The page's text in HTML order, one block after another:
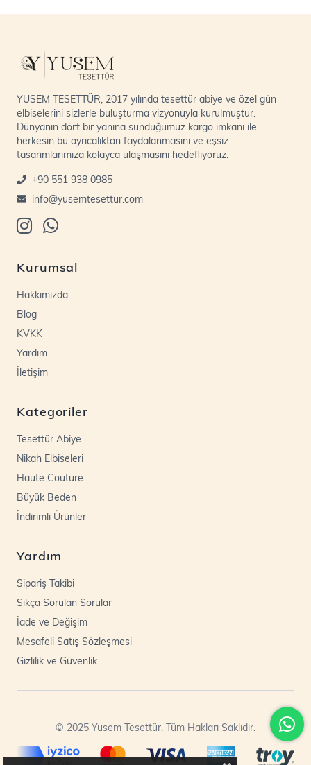
YUSEM TESETTÜR, 2017 yılında tesettür abiye ve özel gün
elbiselerini sizlerle buluşturma vizyonuyla kurulmuştur.
Dünyanın dört bir yanına sunduğumuz kargo imkanı ile
herkesin bu ayrıcalıktan faydalanmasını ve eşsiz
tasarımlarımıza kolayca ulaşmasını hedefliyoruz.
+90 551 938 0985
info@yusemtesettur.com
Kurumsal
Hakkımızda
Blog
KVKK
Yardım
İletişim
Kategoriler
Tesettür Abiye
Nikah Elbiseleri
Haute Couture
Büyük Beden
İndirimli Ürünler
Yardım
Sipariş Takibi
Sıkça Sorulan Sorular
İade ve Değişim
Mesafeli Satış Sözleşmesi
Gizlilik ve Güvenlik
© 2025 Yusem Tesettür. Tüm Hakları Saklıdır.